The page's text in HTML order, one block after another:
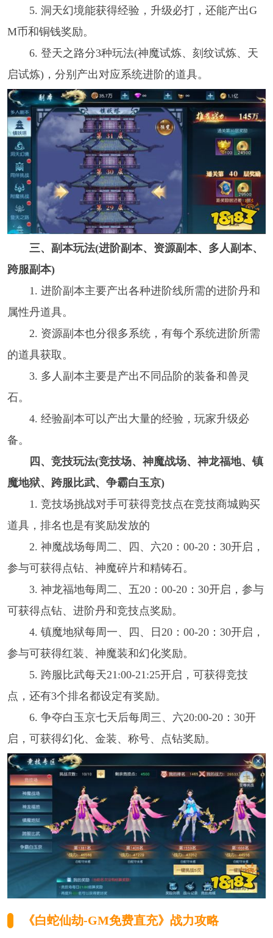
5. 洞天幻境能获得经验，升级必打，还能产出G
M币和铜钱奖励。
6. 登天之路分3种玩法(神魔试炼、刻纹试炼、天
启试炼)，分别产出对应系统进阶的道具。
三、副本玩法(进阶副本、资源副本、多人副本、
跨服副本)
1. 进阶副本主要产出各种进阶线所需的进阶丹和
属性丹道具。
2. 资源副本也分很多系统，有每个系统进阶所需
的道具获取。
3. 多人副本主要是产出不同品阶的装备和兽灵
石。
4. 经验副本可以产出大量的经验，玩家升级必
备。
四、竞技玩法(竞技场、神魔战场、神龙福地、镇
魔地狱、跨服比武、争霸白玉京)
1. 竞技场挑战对手可获得竞技点在竞技商城购买
道具，排名也是有奖励发放的
2. 神魔战场每周二、四、六20：00-20：30开启，
参与可获得点钻、神魔碎片和精铸石。
3. 神龙福地每周二、五20：00-20：30开启，参与
可获得点钻、进阶丹和竞技点奖励。
4. 镇魔地狱每周一、四、日20：00-20：30开启，
参与可获得红装、神魔装和幻化奖励。
5. 跨服比武每天21:00-21:25开启，可获得竞技
点，还有3个排名都设定有奖励。
6. 争夺白玉京七天后每周三、六20:00-20：30开
启，可获得幻化、金装、称号、点钻奖励。
《白蛇仙劫-GM免费直充》战力攻略